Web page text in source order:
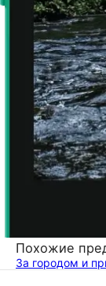
Похожие
За городом и